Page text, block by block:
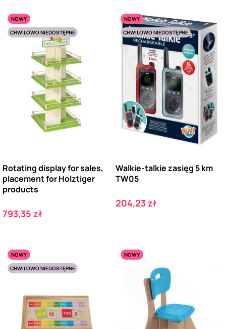
NOWY
CHWILOWO NIEDOSTĘPNE
Rotating display for sales,
placement for Holztiger
products
Cena
793,35 zł
NOWY
CHWILOWO NIEDOSTĘPNE
Walkie-talkie zasięg 5 km
TW05
Cena
204,23 zł
NOWY
CHWILOWO NIEDOSTĘPNE
NOWY